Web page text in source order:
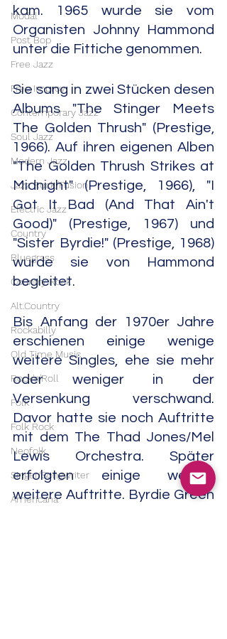
Modal
Post Bop
Free Jazz
Free Improv
Contemporary Jazz
Soul Jazz
Modern Jazz
Jazz Rock/Fusion
Electric Jazz
Country
Bluegrass
Country Rock
Alt.Country
Rockabilly
Old Time Music
Rock'n'Roll
Folk
Folk Rock
Neofolk
Singer/Songwriter
Americana
kam. 1965 wurde sie vom
Organisten Johnny Hammond
unter die Fittiche genommen.
Sie sang in zwei Stücken desen
Albums "The Stinger Meets
The Golden Thrush" (Prestige,
1966). Auf ihren eigenen Alben
"The Golden Thrush Strikes at
Midnight" (Prestige, 1966), "I
Got It Bad (And That Ain't
Good)" (Prestige, 1967) und
"Sister Byrdie!" (Prestige, 1968)
wurde sie von Hammond
begleitet.
Bis Anfang der 1970er Jahre
erschienen einige wenige
weitere Singles, ehe sie mehr
oder weniger in der
Versenkung verschwand.
Davor hatte sie noch Auftritte
mit dem The Thad Jones/Mel
Lewis Orchestra. Später
erfolgten einige wenige
weitere Auftritte. Byrdie Green